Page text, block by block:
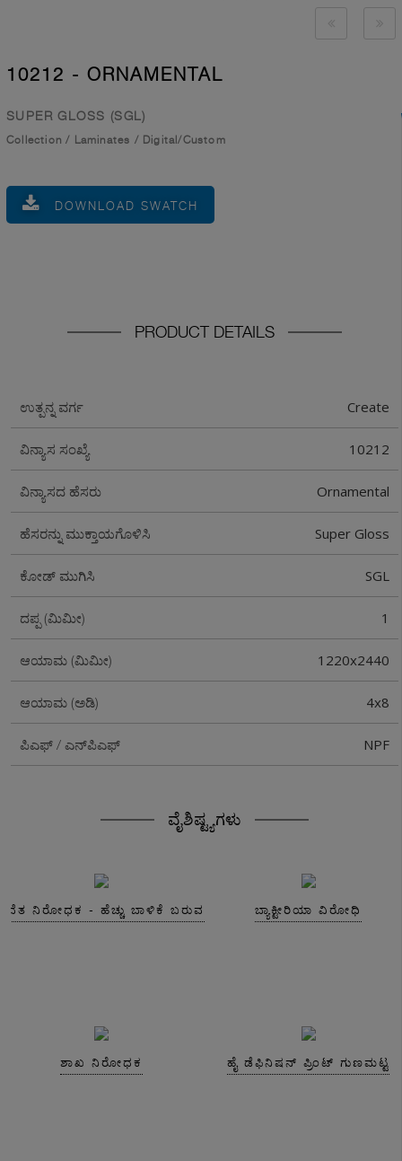
10212 - ORNAMENTAL
SUPER GLOSS (SGL)
Collection / Laminates / Digital/Custom
DOWNLOAD SWATCH
PRODUCT DETAILS
ಉತ್ಪನ್ನ ವರ್ಗ Create
ವಿನ್ಯಾಸ ಸಂಖ್ಯೆ 10212
ವಿನ್ಯಾಸದ ಹೆಸರು Ornamental
ಹೆಸರನ್ನು ಮುಕ್ತಾಯಗೊಳಿಸಿ Super Gloss
ಕೋಡ್ ಮುಗಿಸಿ SGL
ದಪ್ಪ (ಮಿಮೀ) 1
ಆಯಾಮ (ಮಿಮೀ) 1220x2440
ಆಯಾಮ (ಅಡಿ) 4x8
ಪಿಎಫ್ / ಎನ್‌ಪಿಎಫ್ NPF
ವೈಶಿಷ್ಟ್ಯಗಳು
ನಿರೋಧಕ - ಹೆಚ್ಚು ಬಾಳಿಕೆ ಬರುವ ಬ್ಯಾಕ್ಟೀರಿಯಾ ವಿರೋಧಿ
ಶಾಖ ನಿರೋಧಕ ಹೈ ಡೆಫಿನಿಷನ್ ಪ್ರಿಂಟ್ ಗುಣಮಟ್ಟ